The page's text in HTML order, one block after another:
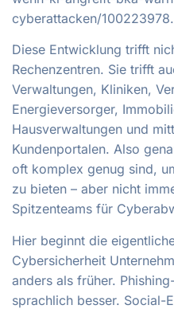
cyberattacken/
Diese Entwicklung trifft
Rechenzentren. Sie trifft
Verwaltungen, Kliniken,
Energieversorger,
Hausverwaltungen und
Kundenportalen. Also
oft komplex genug sind,
zu bieten – aber nicht
Spitzenteams für
Hier beginnt die
Cybersicherheit
anders als früher.
sprachlich besser. Social-